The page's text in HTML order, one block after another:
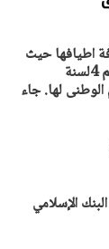
لمصر بكافة اطيافها حيث
تحتفل مصر بيوم البيئة الوطنى وهو اليوم الذى تم أختياره ويوافق صدور أول قانون للبيئة رقم 4لسنة
الإسلامي
تعزز مكانتها
للطاقة